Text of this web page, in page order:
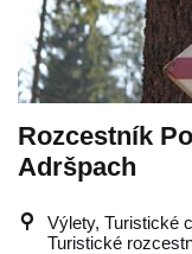
Rozcestník
Adršpach
Výlety, Turistické
Turistické